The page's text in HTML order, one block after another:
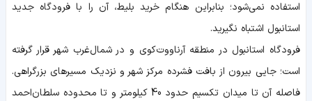
استفاده نمی‌شود؛ بنابراین هنگام خرید بلیط، آن را با فرودگاه جدید
استانبول اشتباه نگیرید.
فرودگاه استانبول در منطقه آرناووت‌کوی و در شمال‌غرب شهر قرار گرفته
است؛ جایی بیرون از بافت فشرده مرکز شهر و نزدیک مسیرهای بزرگراهی.
فاصله آن تا میدان تکسیم حدود 40 کیلومتر و تا محدوده سلطان‌احمد